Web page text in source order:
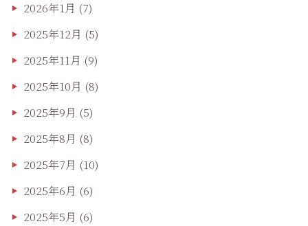
2026年1月 (7)
2025年12月 (5)
2025年11月 (9)
2025年10月 (8)
2025年9月 (5)
2025年8月 (8)
2025年7月 (10)
2025年6月 (6)
2025年5月 (6)